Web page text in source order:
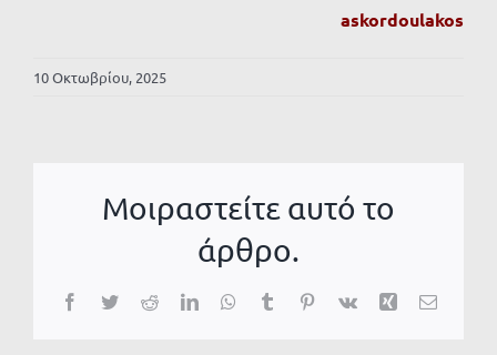
askordoulakos
10 Οκτωβρίου, 2025
Μοιραστείτε αυτό το
άρθρο.
Facebook
TwitterRedditLinkedInWhatsApp
TumblrPinterest
Vk Xing Email